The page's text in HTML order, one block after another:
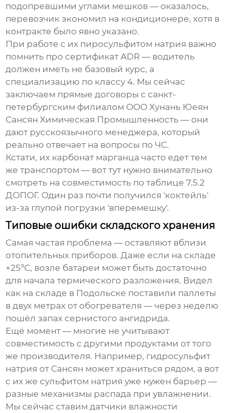
подопревшими углами мешков — оказалось,
перевозчик экономил на кондиционере, хотя в
контракте было явно указано.
При работе с их пиросульфитом натрия важно
помнить про сертификат ADR — водитель
должен иметь не базовый курс, а
специализацию по классу 4. Мы сейчас
заключаем прямые договоры с санкт-
петербургским филиалом OOO Хунань Юеян
Сансян Химическая Промышленность — они
дают русскоязычного менеджера, который
реально отвечает на вопросы по ЧС.
Кстати, их карбонат марганца часто едет тем
же транспортом — вот тут нужно внимательно
смотреть на совместимость по таблице 7.5.2
ДОПОГ. Один раз почти получился 'коктейль'
из-за глупой погрузки 'вперемешку'.
Типовые ошибки складского хранения
Самая частая проблема — оставляют вблизи
отопительных приборов. Даже если на складе
+25°C, возле батареи может быть достаточно
для начала термического разложения. Видел
как на складе в Подольске поставили паллеты
в двух метрах от обогревателя — через неделю
пошёл запах сернистого ангидрида.
Ещё момент — многие не учитывают
совместимость с другими продуктами от того
же производителя. Например, гидросульфит
натрия от Сансян может храниться рядом, а вот
с их же сульфитом натрия уже нужен барьер —
разные механизмы распада при увлажнении.
Мы сейчас ставим датчики влажности